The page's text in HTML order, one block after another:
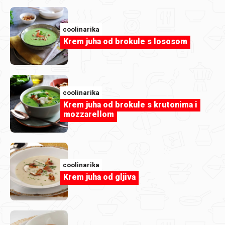
Autori najboljih recepata za jela od
ribe ...
kukis17
coolinarika
Krem juha od brokule s lososom
coolinarika
Krem juha od brokule s krutonima i
mozzarellom
coolinarika
Krem juha od gljiva